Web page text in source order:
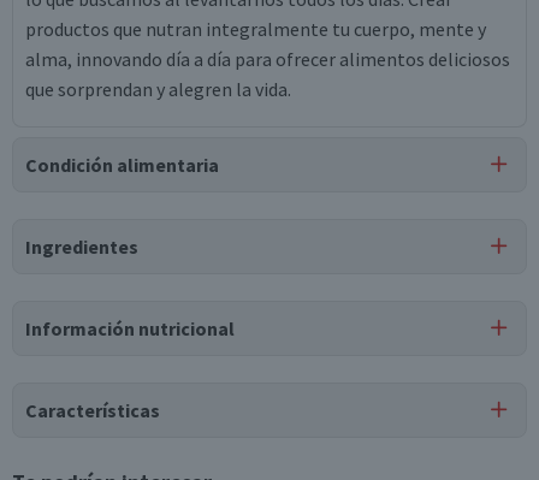
productos que nutran integralmente tu cuerpo, mente y
alma, innovando día a día para ofrecer alimentos deliciosos
que sorprendan y alegren la vida.
Condición alimentaria
Ingredientes
sólidos lácteos, sorbato de potasio, lactasa, sucralosa, cepa
Información nutricional
Tabla nutricional
medios
Características
Tipo de Producto